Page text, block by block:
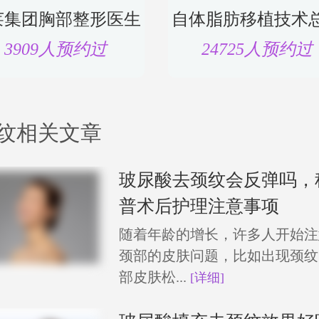
集团胸部整形医生
3909人预约过
自体脂肪移植技术
24725人预约过
相关文章
玻尿酸去颈纹会反弹吗，
普术后护理注意事项
随着年龄的增长，许多人开始
颈部的皮肤问题，比如出现颈
部皮肤松... [详细]